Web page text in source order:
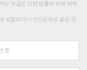
는 댓글은 관련 법률에 의해 제재
포함되거나 인신공격성 글은 관